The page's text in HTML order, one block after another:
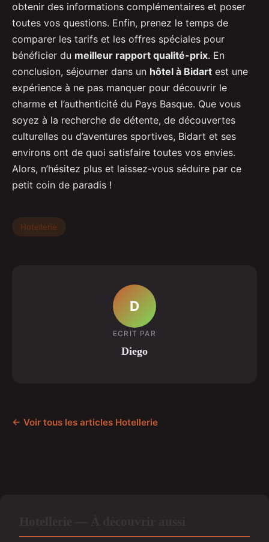
obtenir des informations complémentaires et poser
toutes vos questions. Enfin, prenez le temps de
comparer les tarifs et les offres spéciales pour
bénéficier du meilleur rapport qualité-prix. En
conclusion, séjourner dans un hôtel à Bidart est une
expérience à ne pas manquer pour découvrir le
charme et l’authenticité du Pays Basque. Que vous
soyez à la recherche de détente, de découvertes
culturelles ou d’aventures sportives, Bidart et ses
environs ont de quoi satisfaire toutes vos envies.
Alors, n’hésitez plus et laissez-vous séduire par ce
petit coin de paradis !
Hotellerie
D
ECRIT PAR
Diego
← Voir tous les articles Hotellerie